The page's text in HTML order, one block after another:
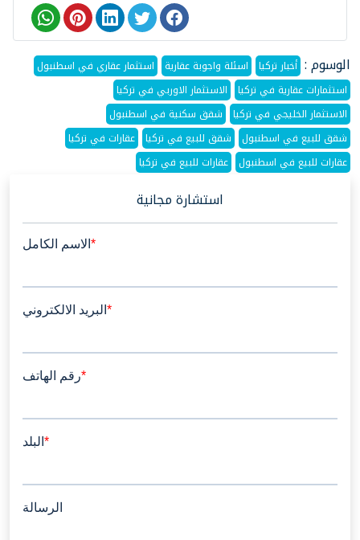
الوسوم : أخبار تركيا اسئلة واجوبة عقارية
استثمار عقاري في اسطنبول
استثمارات عقارية في تركيا
الاستثمار الاوربي في تركيا
الاستثمار الخليجي في تركيا
شقق سكنية في اسطنبول
شقق للبيع في اسطنبول
شقق للبيع في تركيا عقارات في تركيا
عقارات للبيع في اسطنبول
عقارات للبيع في تركيا
استشارة مجانية